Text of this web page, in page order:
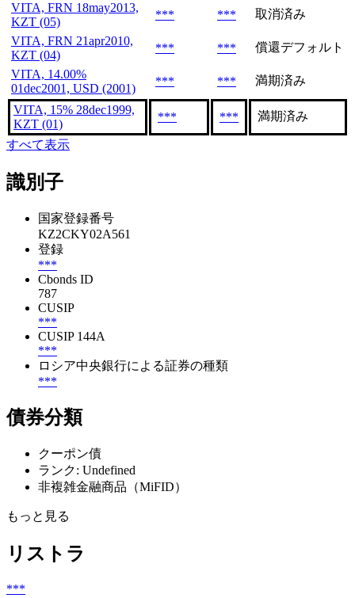
VITA, FRN 18may2013,
KZT (05)
*** ***
取消済み
VITA, FRN 21apr2010,
KZT (04)
*** ***
償還デフォルト
VITA, 14.00%
01dec2001, USD (2001)
*** *** 満期済み
VITA, 15% 28dec1999,
KZT (01)
*** *** 満期済み
すべて表示
識別子
国家登録番号
KZ2CKY02A561
登録
***
Cbonds ID
787
CUSIP
***
CUSIP 144A
***
ロシア中央銀行による証券の種類
***
債券分類
クーポン債
ランク: Undefined
非複雑金融商品（MiFID）
もっと見る
リストラ
***